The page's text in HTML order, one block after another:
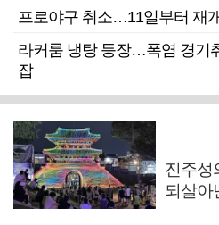
프로야구 취소…11일부터 재개
라커룸 냉탕 등장…폭염 경기
잡
진주성
되살아